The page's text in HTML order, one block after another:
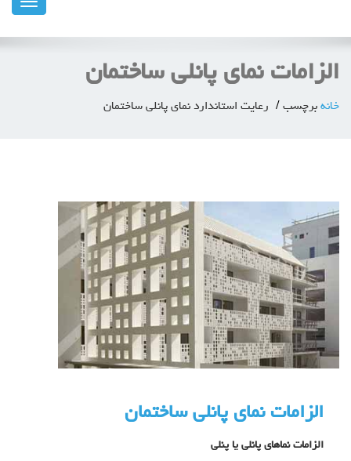
الزامات نمای پانلی ساختمان
خانه برچسب رعایت استاندارد نمای پانلی ساختمان
الزامات نمای پانلی ساختمان
الزامات نماهای پانلی یا پنلی